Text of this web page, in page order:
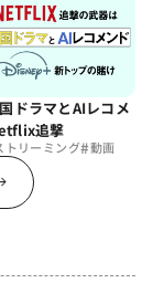
ドラマとAIレコメ
追撃
トリーミング#動画